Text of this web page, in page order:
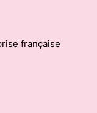
française